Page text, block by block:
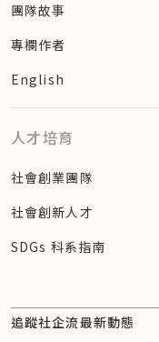
團隊故事
專欄作者
English
人才培育
社會創業團隊
社會創新人才
SDGs 科系指南
追蹤社企流最新動態